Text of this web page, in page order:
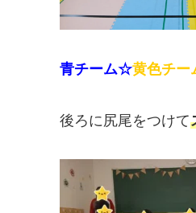
青チーム☆黄色チ
後ろに尻尾をつけて